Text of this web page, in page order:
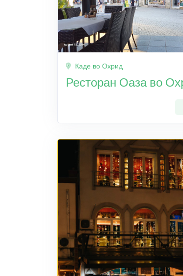
Каде во Охрид
Ресторан Оаза во